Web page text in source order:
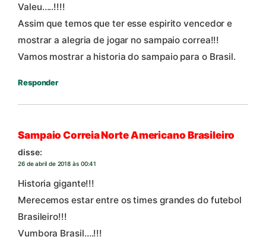
Valeu…..!!!!
Assim que temos que ter esse espirito vencedor e
mostrar a alegria de jogar no sampaio correa!!!
Vamos mostrar a historia do sampaio para o Brasil.
Responder
Sampaio Correia Norte Americano Brasileiro
disse:
26 de abril de 2018 às 00:41
Historia gigante!!!
Merecemos estar entre os times grandes do futebol
Brasileiro!!!
Vumbora Brasil….!!!